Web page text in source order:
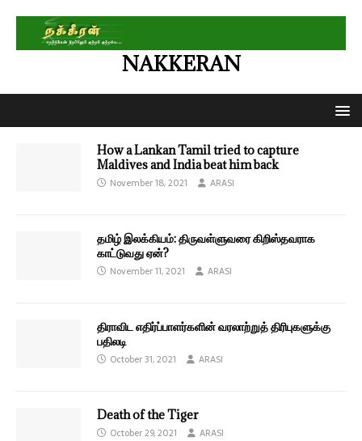
NAKKERAN
How a Lankan Tamil tried to capture
Maldives and India beat him back
November 18, 2021 ARASI
தமிழ் இலக்கியம்: திருவள்ளுவரை கிறிஸ்தவராக
காட்டுவது ஏன்?
November 11, 2021 ARASI
திராவிட எதிர்ப்பாளர்களின் வரலாற்றுத் திரிபுகளுக்கு
பதிலடி
October 31, 2021 ARASI
Death of the Tiger
October 29, 2021 ARASI